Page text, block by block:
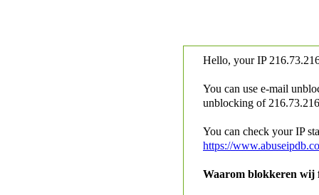
Hello, your IP
You can use e-mail
unblocking of
You can check your IP
https://
Waarom blokkeren wij